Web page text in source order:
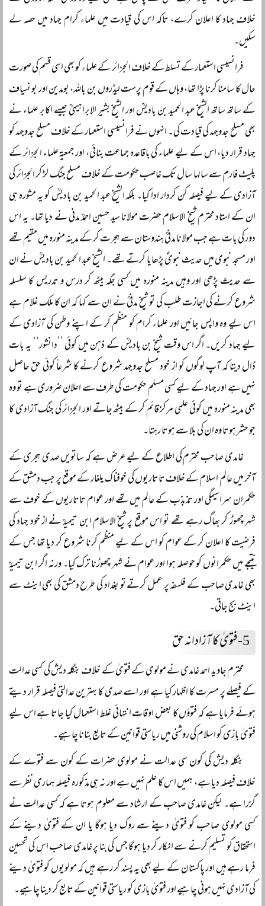
خلاف جہاد کا اعلان کرے، تاکہ اس کی قیادت میں علماء کرام جہاد میں حصہ لے
سکیں۔
فرانسیسی استعمار کے تسلط کے خلاف الجزائر کے علماء کو بھی اسی قسم کی صورت
حال کا سامنا کرنا پڑا تھا، وہاں کے قوم پرست لیڈروں بن باللہ، بومدین اور بو نسیاف
کے ساتھ ساتھ الشیخ عبد الحمید بن بادیسؒ اور الشیخ بشیر الابراہیمیؒ جیسے اکابر علماء نے
بھی مسلح جدوجہد کی قیادت کی۔ انہوں نے فرانسیسی استعمار کے خلاف مسلح جدوجہد کو
جہاد قرار دیا، اس کے لیے علماء کی باقاعدہ جماعت بنائی، اور جمعیۃ علماء الجزائر کے
پلیٹ فارم سے سالہا سال تک غاصب حکومت کے خلاف مسلح جنگ لڑ کر الجزائر کی
آزادی کے لیے فیصلہ کن کردار ادا کیا۔ بلکہ الشیخ عبد الحمید بن بادیسؒ کو یہ مشورہ ہی
ان کے استاد محترم شیخ الاسلام حضرت مولانا سید حسین احمدؒ مدنی نے دیا تھا۔ یہ اس
دور کی بات ہے جب مولانا مدنیؒ ہندوستان سے ہجرت کر کے مدینہ منورہ میں مقیم تھے
اور مسجد نبوی میں حدیث نبویؐ پڑھایا کرتے تھے۔ الشیخ عبد الحمید بن بادیسؒ نے ان
سے حدیث پڑھی اور وہیں مدینہ منورہ میں کسی جگہ بیٹھ کر درس و تدریس کا سلسلہ
شروع کرنے کی اجازت طلب کی تو شیخ مدنیؒ نے ان سے کہا کہ ان کا ملک غلام ہے
اس لیے وہ واپس جائیں اور علماء کرام کو منظم کر کے اپنے وطن کی آزادی کے
لیے جہاد کریں۔ اگر اس وقت شیخ بن بادیسؒ کے ذہن میں کوئی ’’دانشور‘‘ یہ بات
ڈال دیتا کہ آپ لوگوں کو از خود مسلح جدوجہد شروع کرنے کا شرعاً کوئی حق حاصل
نہیں ہے اور جہاد کے لیے کسی مسلم حکومت کی طرف سے اعلان ضروری ہے تو وہ
بھی مدینہ منورہ میں کوئی علمی مرکز قائم کر کے بیٹھ جاتے اور الجزائر کی جنگ آزادی کا
جو حشر ہوتا وہ ان کی بلا سے ہوتا رہتا۔
غامدی صاحب محترم کی اطلاع کے لیے عرض ہے کہ ساتویں صدی ہجری کے
آخر میں عالم اسلام کے خلاف تاتاریوں کی خوفناک یلغار کے موقع پر جب دمشق کے
حکمران سراسیمگی اور تذبذب کے عالم میں تھے اور عوام تاتاریوں کے خوف سے
شہر چھوڑ کر بھاگ رہے تھے تو اس موقع پر شیخ الاسلام ابن تیمیہؒ نے از خود جہاد کی
فرضیت کا اعلان کر کے عوام کو اس کے لیے منظم کرنا شروع کر دیا تھا جس کے
نتیجے میں حکمرانوں کو حوصلہ ہوا اور عوام نے شہر چھوڑنا ترک کیا۔ ورنہ اگر ابن تیمیہؒ
بھی غامدی صاحب کے فلسفہ پر عمل کرتے تو بغداد کی طرح دمشق کی بھی اینٹ سے
اینٹ بج جاتی۔
5- فتویٰ کا آزادانہ حق
محترم جاوید احمد غامدی نے مولوی کے فتویٰ کے خلاف بنگلہ دیش کی کسی عدالت
کے فیصلے پر مسرت کا اظہار کیا ہے اور اسے صدی کا بہترین عدالتی فیصلہ قرار دیتے
ہوئے فرمایا ہے کہ فتوؤں کا بعض اوقات انتہائی غلط استعمال کیا جاتا ہے اس لیے
فتویٰ بازی کو اسلام کی روشنی میں ریاستی قوانین کے تابع بنانا چاہیے۔
بنگلہ دیش کی کون سی عدالت نے مولوی حضرات کے کون سے فتوے کے
خلاف فیصلہ دیا ہے، ہمیں اس کا علم نہیں ہے اور نہ ہی مذکورہ فیصلہ ہماری نظر سے
گزرا ہے۔ لیکن غامدی صاحب کے ارشاد سے معلوم ہوتا ہے کہ کسی عدالت نے
کسی مولوی صاحب کو فتویٰ دینے سے روک دیا ہوگا یا ان کے فتویٰ دینے کے
استحقاق کو تسلیم کرنے سے انکار کر دیا ہوگا جس کی بنا پر غامدی صاحب اس کی تحسین
فرما رہے ہیں اور پاکستان کے لیے بھی یہ پسند کر رہے ہیں کہ مولویوں کو فتویٰ دینے
کی آزادی نہیں ہونی چاہیے اور فتویٰ بازی کو ریاستی قوانین کے تابع کر دینا چاہیے۔